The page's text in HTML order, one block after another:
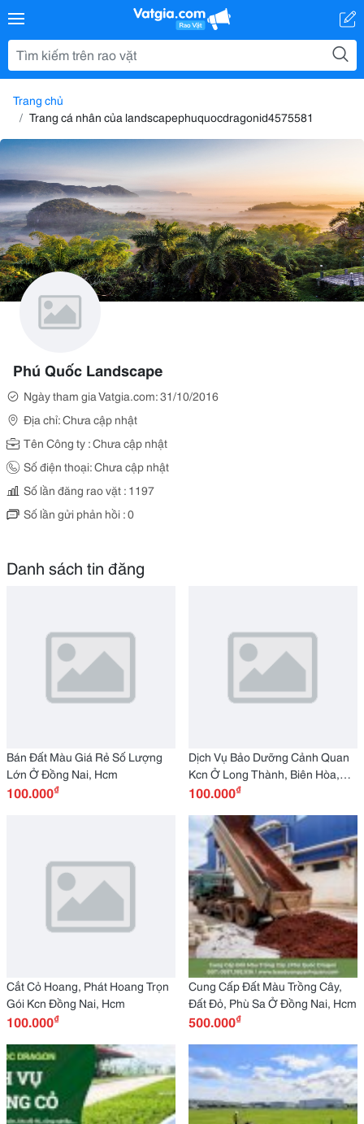
Trang chủ
Trang cá nhân của landscapephuquocdragonid4575581
Phú Quốc Landscape
Ngày tham gia Vatgia.com: 31/10/2016
Địa chỉ: Chưa cập nhật
Tên Công ty : Chưa cập nhật
Số điện thoại: Chưa cập nhật
Số lần đăng rao vặt : 1197
Số lần gửi phản hồi : 0
Danh sách tin đăng
Bán Đất Màu Giá Rẻ Số Lượng
Lớn Ở Đồng Nai, Hcm
100.000₫
Dịch Vụ Bảo Dưỡng Cảnh Quan
Kcn Ở Long Thành, Biên Hòa,
Amta
100.000₫
Cắt Cỏ Hoang, Phát Hoang Trọn
Gói Kcn Đồng Nai, Hcm
100.000₫
Cung Cấp Đất Màu Trồng Cây,
Đất Đỏ, Phù Sa Ở Đồng Nai, Hcm
500.000₫